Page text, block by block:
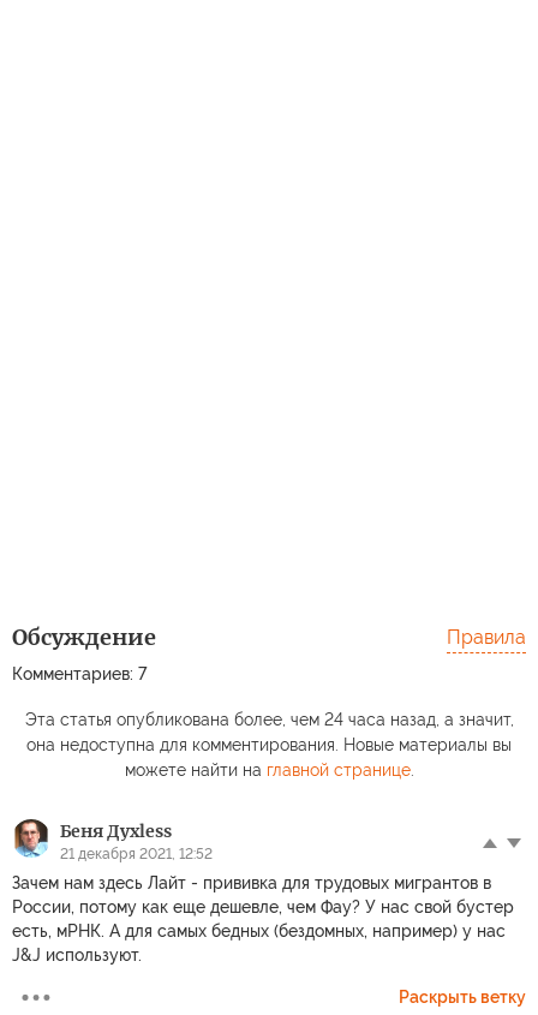
Обсуждение
Комментариев: 7
Правила
Эта статья опубликована более, чем 24 часа назад, а значит,
она недоступна для комментирования. Новые материалы вы
можете найти на главной странице.
Беня Духless
21 декабря 2021, 12:52
Зачем нам здесь Лайт - прививка для трудовых мигрантов в
России, потому как еще дешевле, чем Фау? У нас свой бустер
есть, мРНК. А для самых бедных (бездомных, например) у нас
J&J используют.
Раскрыть ветку